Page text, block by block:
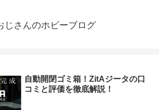
じさんのホビーブログ
自動開閉ゴミ箱！ZitAジータの口
コミと評価を徹底解説！